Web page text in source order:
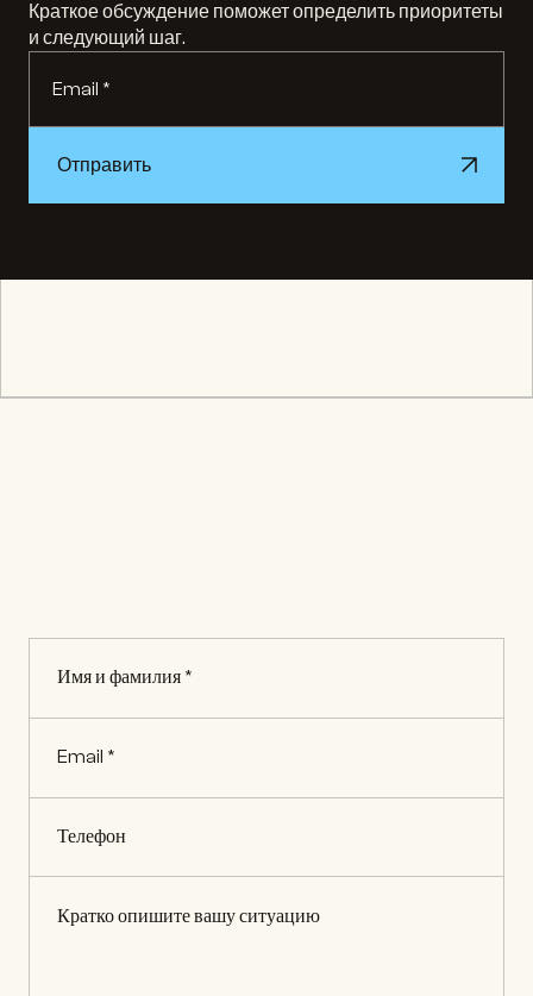
Краткое обсуждение поможет определить приоритеты
и следующий шаг.
Отправить